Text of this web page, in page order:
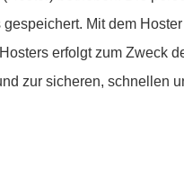
Mit dem
erfolgt zum Zweck
zur sicheren, schnellen